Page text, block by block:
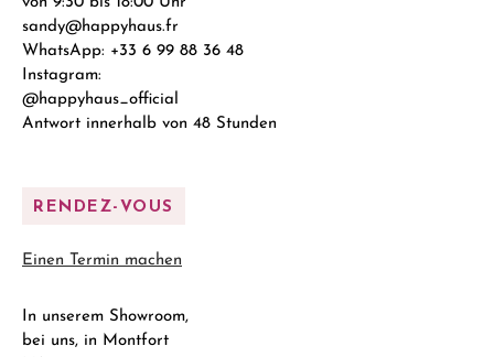
sandy@happyhaus.fr
WhatsApp: +33 6 99 88 36 48
Instagram:
@happyhaus_official
Antwort innerhalb von 48 Stunden
RENDEZ-VOUS
Einen Termin machen
In unserem Showroom,
bei uns, in Montfort